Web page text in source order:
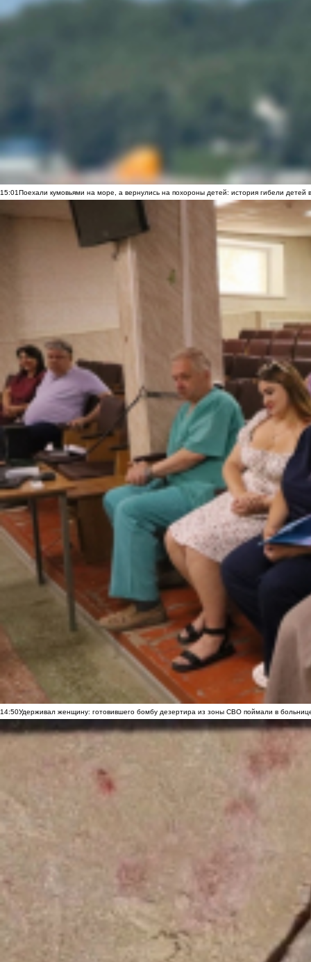
15:01Поехали кумовьями на море, а вернулись на похороны детей: история гибели детей
14:50Удерживал женщину: готовившего бомбу дезертира из зоны СВО поймали в